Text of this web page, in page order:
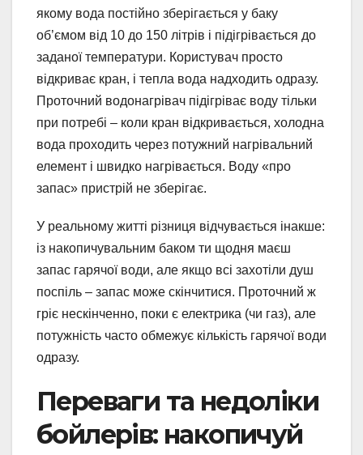
якому вода постійно зберігається у баку
об’ємом від 10 до 150 літрів і підігрівається до
заданої температури. Користувач просто
відкриває кран, і тепла вода надходить одразу.
Проточний водонагрівач підігріває воду тільки
при потребі – коли кран відкривається, холодна
вода проходить через потужний нагрівальний
елемент і швидко нагрівається. Воду «про
запас» пристрій не зберігає.
У реальному житті різниця відчувається інакше:
із накопичувальним баком ти щодня маєш
запас гарячої води, але якщо всі захотіли душ
поспіль – запас може скінчитися. Проточний ж
гріє нескінченно, поки є електрика (чи газ), але
потужність часто обмежує кількість гарячої води
одразу.
Переваги та недоліки
бойлерів: накопичуй